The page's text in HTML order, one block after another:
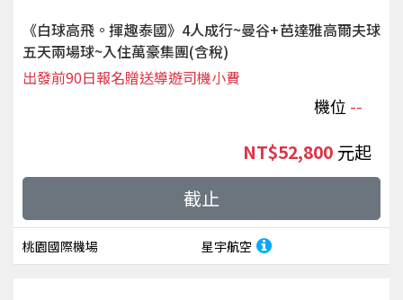
《白球高飛。揮趣泰國》4人成行~曼谷+芭達雅高爾夫球
五天兩場球~入住萬豪集團(含稅)
機位 --
出發前90日報名贈送導遊司機小費
桃園國際機場 星宇航空
NT$52,800 起
截止